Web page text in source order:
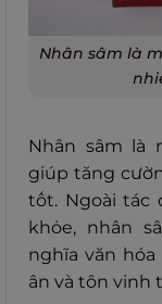
Nhân sâm là
Nhân sâm là
giúp tăng
tốt. Ngoài tác
khỏe, nhân
nghĩa văn
ân và tôn vinh